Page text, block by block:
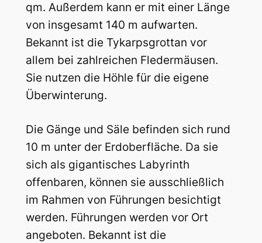
qm. Außerdem kann er mit einer Länge
von insgesamt 140 m aufwarten.
Bekannt ist die Tykarpsgrottan vor
allem bei zahlreichen Fledermäusen.
Sie nutzen die Höhle für die eigene
Überwinterung.
Die Gänge und Säle befinden sich rund
10 m unter der Erdoberfläche. Da sie
sich als gigantisches Labyrinth
offenbaren, können sie ausschließlich
im Rahmen von Führungen besichtigt
werden. Führungen werden vor Ort
angeboten. Bekannt ist die